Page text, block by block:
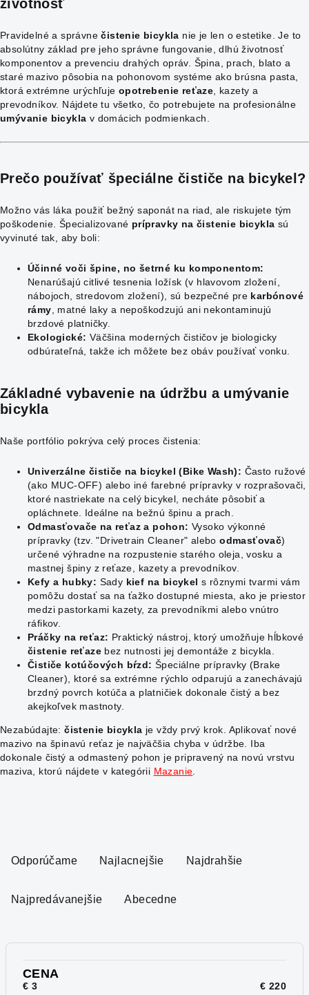
životnosť
Pravidelné a správnečistenie bicykla nie je len o estetike. Je to
absolútny základ pre jeho správne fungovanie, dlhú životnosť
komponentov a prevenciu drahých opráv. Špina, prach, blato a
staré mazivo pôsobia na pohonovom systéme ako brúsna pasta,
ktorá extrémne urýchľuje opotrebenie reťaze , kazety a
prevodníkov. Nájdete tu všetko, čo potrebujete na profesionálne
umývanie bicykla v domácich podmienkach.
Prečo používať špeciálne čističe na bicykel ?
Možno vás láka použiť bežný saponát na riad, ale riskujete tým
poškodenie. Špecializované prípravky na čistenie bicykla sú
vyvinuté tak, aby boli:
Účinné voči špine, no šetrné ku komponentom:
Nenarúšajú citlivé tesnenia ložísk (v hlavovom zložení,
nábojoch, stredovom zložení), sú bezpečné pre karbónové
rámy , matné laky a nepoškodzujú ani nekontaminujú
brzdové platničky.
Ekologické: Väčšina moderných čističov je biologicky
odbúrateľná, takže ich môžete bez obáv používať vonku.
Základné vybavenie na údržbu a umývanie
bicykla
Naše portfólio pokrýva celý proces čistenia:
Univerzálne čističe na bicykel (Bike Wash): Často ružové
(ako MUC-OFF) alebo iné farebné prípravky v rozprašovači,
ktoré nastriekate na celý bicykel, necháte pôsobiť a
opláchnete. Ideálne na bežnú špinu a prach.
Odmasťovače na reťaz a pohon: Vysoko výkonné
prípravky (tzv. "Drivetrain Cleaner" aleboodmasťovač)
určené výhradne na rozpustenie starého oleja, vosku a
mastnej špiny z reťaze, kazety a prevodníkov.
Kefy a hubky: Sady kief na bicykel s rôznymi tvarmi vám
pomôžu dostať sa na ťažko dostupné miesta, ako je priestor
medzi pastorkami kazety, za prevodníkmi alebo vnútro
ráfikov.
Práčky na reťaz: Praktický nástroj, ktorý umožňuje hĺbkové
čistenie reťaze bez nutnosti jej demontáže z bicykla.
Čističe kotúčových bŕzd: Špeciálne prípravky (Brake
Cleaner), ktoré sa extrémne rýchlo odparujú a zanechávajú
brzdný povrch kotúča a platničiek dokonale čistý a bez
akejkoľvek mastnoty.
Nezabúdajte:čistenie bicykla je vždy prvý krok. Aplikovať nové
mazivo na špinavú reťaz je najväčšia chyba v údržbe. Iba
dokonale čistý a odmastený pohon je pripravený na novú vrstvu
maziva, ktorú nájdete v kategórii Mazanie
Odporúčame Najlacnejšie Najdrahšie
Najpredávanejšie Abecedne
CENA
€ 3 € 220